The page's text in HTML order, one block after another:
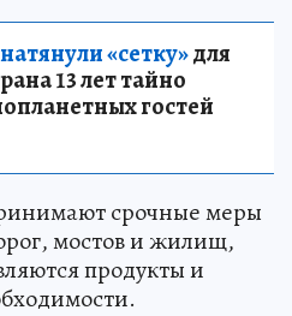
«сетку»для
13 лет тайно
гостей
срочные меры
мостов и жилищ,
продукты и